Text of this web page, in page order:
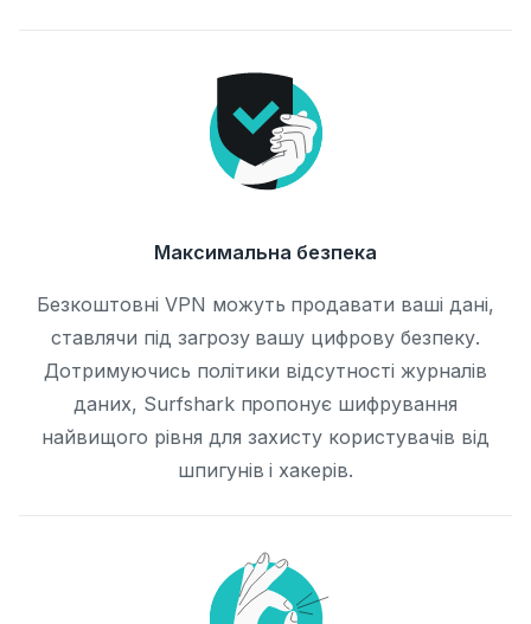
Максимальна безпека
Безкоштовні VPN можуть продавати ваші дані,
ставлячи під загрозу вашу цифрову безпеку.
Дотримуючись політики відсутності журналів
даних, Surfshark пропонує шифрування
найвищого рівня для захисту користувачів від
шпигунів і хакерів.